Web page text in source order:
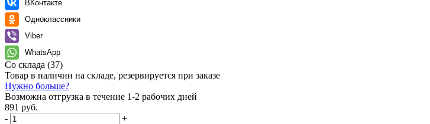
ВКонтакте
Одноклассники
Viber
WhatsApp
Со склада (37)
Товар в наличии на складе, резервируется при заказе
Нужно больше?
Возможна отгрузка в течение 1-2 рабочих дней
891 руб.
-
+